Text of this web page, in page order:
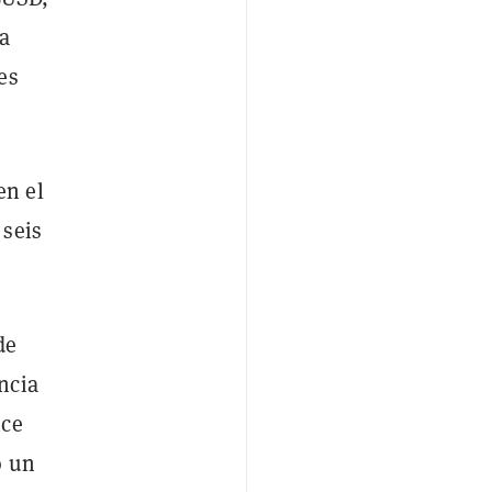
el
un